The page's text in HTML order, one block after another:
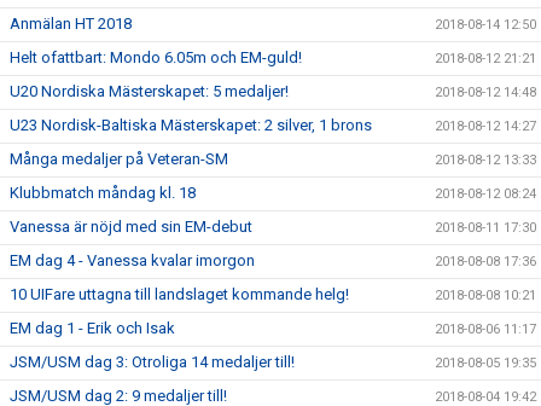
Anmälan HT 2018 2018-08-14 12:50
Helt ofattbart: Mondo 6.05m och EM-guld! 2018-08-12 21:21
U20 Nordiska Mästerskapet: 5 medaljer! 2018-08-12 14:48
U23 Nordisk-Baltiska Mästerskapet: 2 silver, 1 brons 2018-08-12 14:27
Många medaljer på Veteran-SM 2018-08-12 13:33
Klubbmatch måndag kl. 18 2018-08-12 08:24
Vanessa är nöjd med sin EM-debut 2018-08-11 17:30
EM dag 4 - Vanessa kvalar imorgon 2018-08-08 17:36
10 UIFare uttagna till landslaget kommande helg! 2018-08-08 10:21
EM dag 1 - Erik och Isak 2018-08-06 11:17
JSM/USM dag 3: Otroliga 14 medaljer till! 2018-08-05 19:35
JSM/USM dag 2: 9 medaljer till! 2018-08-04 19:42